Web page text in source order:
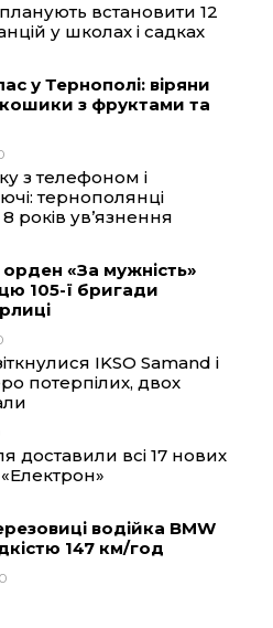
встановити 12
у школах і садках
у Тернополі: віряни
з фруктами та
з телефоном і
тернополянці
років ув’язнення
«За мужність»
105-ї бригади
IKSO Samand і
потерпілих, двох
доставили всі 17 нових
водійка BMW
147 км/год